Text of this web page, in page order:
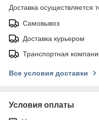
Доставка осуществляется
Самовывоз
Доставка курьером
Транспортная
Все условия доставки
Условия оплаты